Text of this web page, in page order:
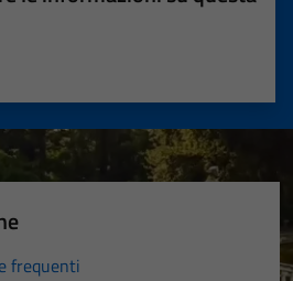
stelle su 5
su 5
5
frequenti